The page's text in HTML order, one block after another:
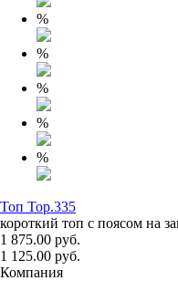
%
%
%
%
%
Топ Top.335
короткий топ с поясом на
1 875.00 руб.
1 125.00 руб.
Компания